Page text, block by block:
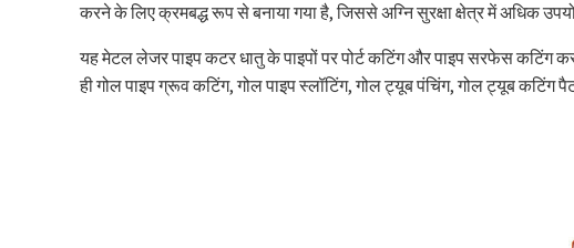
करने के लिए क्रमबद्ध रूप से बनाया गया है, जिससे अग्नि सुरक्षा क्षेत्र में अधिक
यह मेटल लेजर पाइप कटर धातु के पाइपों पर पोर्ट कटिंग और पाइप सरफेस
ही गोल पाइप ग्रूव कटिंग, गोल पाइप स्लॉटिंग, गोल ट्यूब पंचिंग, गोल ट्यूब कटिंग